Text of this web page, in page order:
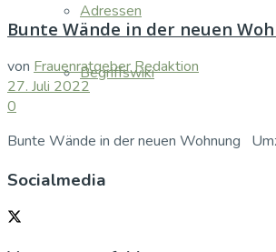
Adressen
Begriffswiki
Bunte Wände in der neuen
von Frauenratgeber Redaktion
27. Juli 2022
0
Bunte Wände in der neuen Wohnung
Socialmedia